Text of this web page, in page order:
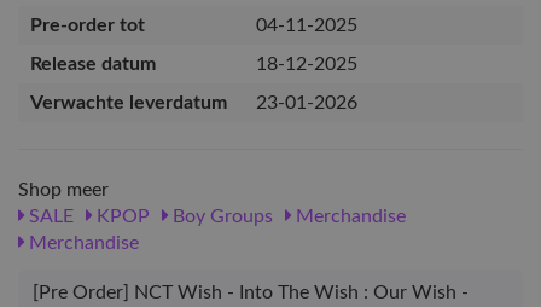
Pre-order tot
04-11-2025
Release datum
18-12-2025
Verwachte leverdatum
23-01-2026
Shop meer
SALE
KPOP Boy Groups
Merchandise
Merchandise
[Pre Order] NCT Wish - Into The Wish : Our Wish -